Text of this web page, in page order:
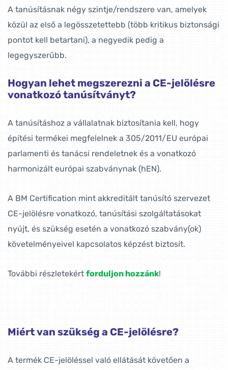
A tanúsításnak négy szintje/rendszere van, amelyek
közül az első a legösszetettebb (több kritikus biztonsági
pontot kell betartani), a negyedik pedig a
legegyszerűbb.
Hogyan lehet megszerezni a CE-jelölésre
vonatkozó tanúsítványt?
A tanúsításhoz a vállalatnak biztosítania kell, hogy
építési termékei megfelelnek a 305/2011/EU európai
parlamenti és tanácsi rendeletnek és a vonatkozó
harmonizált európai szabványnak (hEN).
A BM Certification mint akkreditált tanúsító szervezet
CE-jelölésre vonatkozó, tanúsítási szolgáltatásokat
nyújt, és szükség esetén a vonatkozó szabvány(ok)
követelményeivel kapcsolatos képzést biztosít.
További részletekért forduljon hozzánk!
Miért van szükség a CE-jelölésre?
A termék CE-jelöléssel való ellátását követően a